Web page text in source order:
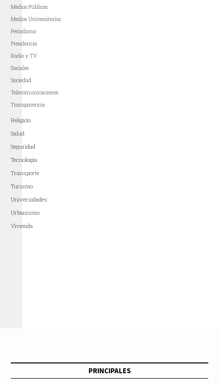
Medios Públicos
Medios Universitarios
Periodismo
Presidencia
Radio y TV
Sociales
Sociedad
Telecomunicaciones
Transparencia
Religión
Salud
Seguridad
Tecnología
Transporte
Turismo
Universidades
Urbanismo
Vivienda
PRINCIPALES